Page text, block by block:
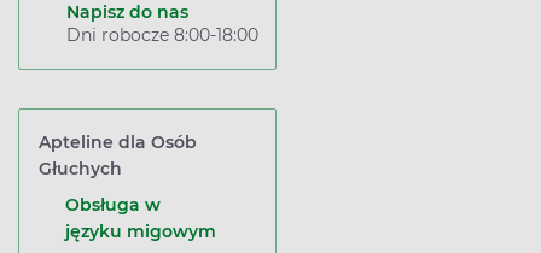
Napisz do nas
Dni robocze 8:00-18:00
Apteline dla Osób
Głuchych
Obsługa w
języku migowym